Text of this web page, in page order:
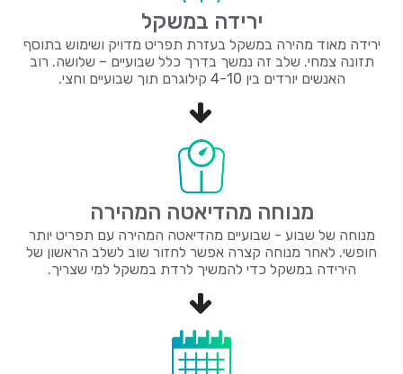
ירידה במשקל
ירידה מאוד מהירה במשקל בעזרת תפריט מדויק ושימוש בתוסף
תזונה צמחי. שלב זה נמשך בדרך כלל שבועיים – שלושה. רוב
האנשים יורדים בין 4-10 קילוגרם תוך שבועיים וחצי.
מנוחה מהדיאטה המהירה
מנוחה של שבוע - שבועיים מהדיאטה המהירה עם תפריט יותר
חופשי. לאחר מנוחה קצרה אפשר לחזור שוב לשלב הראשון של
הירידה במשקל כדי להמשיך לרדת במשקל למי שצריך.